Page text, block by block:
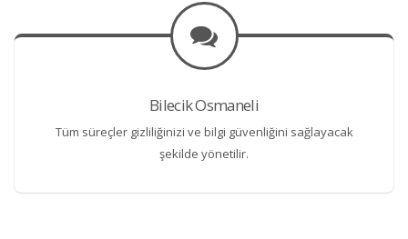
Bilecik Osmaneli
Tüm süreçler gizliliğinizi ve bilgi güvenliğini sağlayacak
şekilde yönetilir.